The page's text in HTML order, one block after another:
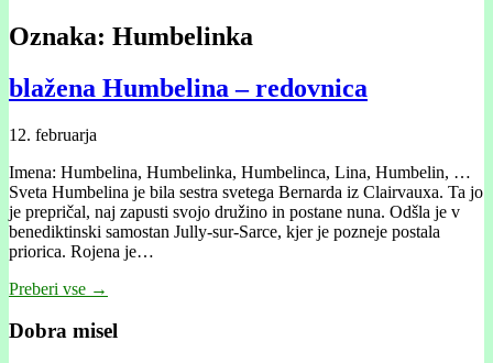
Oznaka: Humbelinka
blažena Humbelina – redovnica
12. februarja
Imena: Humbelina, Humbelinka, Humbelinca, Lina, Humbelin, …
Sveta Humbelina je bila sestra svetega Bernarda iz Clairvauxa. Ta jo
je prepričal, naj zapusti svojo družino in postane nuna. Odšla je v
benediktinski samostan Jully-sur-Sarce, kjer je pozneje postala
priorica. Rojena je…
Preberi vse →
Dobra misel